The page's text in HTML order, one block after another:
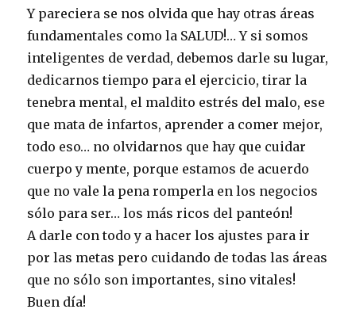
Y pareciera se nos olvida que hay otras áreas
fundamentales como la SALUD!… Y si somos
inteligentes de verdad, debemos darle su lugar,
dedicarnos tiempo para el ejercicio, tirar la
tenebra mental, el maldito estrés del malo, ese
que mata de infartos, aprender a comer mejor,
todo eso… no olvidarnos que hay que cuidar
cuerpo y mente, porque estamos de acuerdo
que no vale la pena romperla en los negocios
sólo para ser… los más ricos del panteón!
A darle con todo y a hacer los ajustes para ir
por las metas pero cuidando de todas las áreas
que no sólo son importantes, sino vitales!
Buen día!